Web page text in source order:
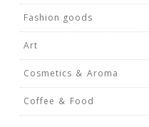
Fashion goods
Art
Cosmetics ＆ Aroma
Coffee ＆ Food